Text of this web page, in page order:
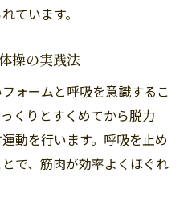
ています。
操の実践法
ォームと呼吸を意識するこ
くりとすくめてから脱力
動を行います。呼吸を止め
で、筋肉が効率よくほぐれ